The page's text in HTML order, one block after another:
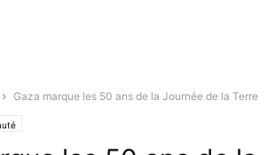
Gaza marque les 50 ans de la Journée de la Terre